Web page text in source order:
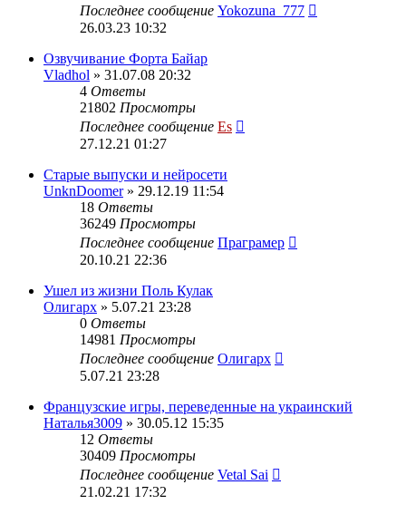
Последнее сообщение Yokozuna_777
26.03.23 10:32
Озвучивание Форта Байар
Vladhol » 31.07.08 20:32
4 Ответы
21802 Просмотры
Последнее сообщение Es
27.12.21 01:27
Старые выпуски и нейросети
UnknDoomer» 29.12.19 11:54
18 Ответы
36249 Просмотры
Последнее сообщение Праграмер
20.10.21 22:36
Ушел из жизни Поль Кулак
Олигарх » 5.07.21 23:28
0 Ответы
14981 Просмотры
Последнее сообщение Олигарх
5.07.21 23:28
Французские игры, переведенные на украинский
Наталья3009 » 30.05.12 15:35
12 Ответы
30409 Просмотры
Последнее сообщение Vetal Sai
21.02.21 17:32